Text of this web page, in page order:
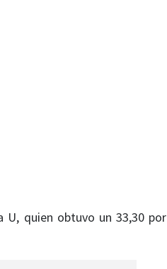
U, quien obtuvo un 33,30 por